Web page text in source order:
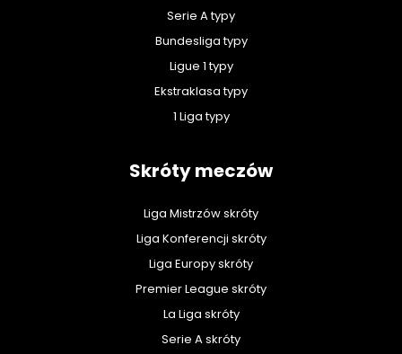
Serie A typy
Bundesliga typy
Ligue 1 typy
Ekstraklasa typy
1 Liga typy
Skróty meczów
Liga Mistrzów skróty
Liga Konferencji skróty
Liga Europy skróty
Premier League skróty
La Liga skróty
Serie A skróty